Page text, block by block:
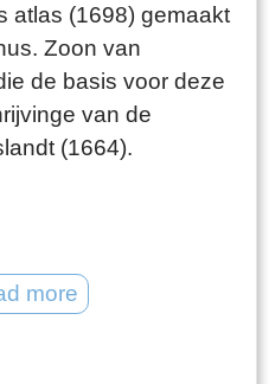
atlas (1698) gemaakt
Zoon van
de basis voor deze
van de
(1664).
more